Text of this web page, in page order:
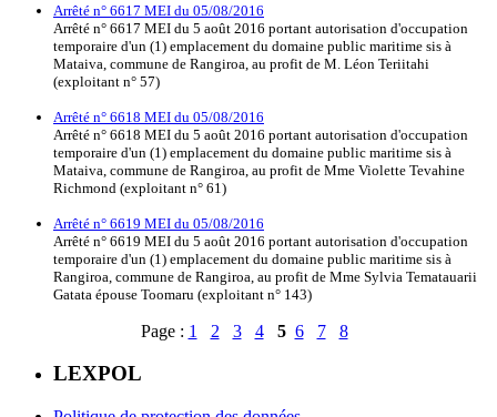
Arrêté n° 6617 MEI du 05/08/2016
Arrêté n° 6617 MEI du 5 août 2016 portant autorisation d'occupation
temporaire d'un (1) emplacement du domaine public maritime sis à
Mataiva, commune de Rangiroa, au profit de M. Léon Teriitahi
(exploitant n° 57)
Arrêté n° 6618 MEI du 05/08/2016
Arrêté n° 6618 MEI du 5 août 2016 portant autorisation d'occupation
temporaire d'un (1) emplacement du domaine public maritime sis à
Mataiva, commune de Rangiroa, au profit de Mme Violette Tevahine
Richmond (exploitant n° 61)
Arrêté n° 6619 MEI du 05/08/2016
Arrêté n° 6619 MEI du 5 août 2016 portant autorisation d'occupation
temporaire d'un (1) emplacement du domaine public maritime sis à
Rangiroa, commune de Rangiroa, au profit de Mme Sylvia Tematauarii
Gatata épouse Toomaru (exploitant n° 143)
Page : 1 2 3 4 5 6 7 8
LEXPOL